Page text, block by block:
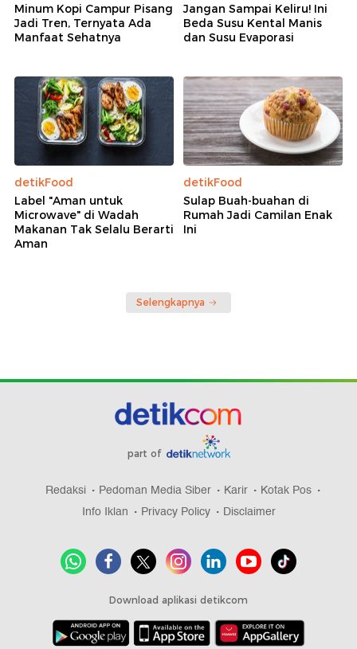
Minum Kopi Campur Pisang
Jadi Tren, Ternyata Ada
Manfaat Sehatnya
Jangan Sampai Keliru! Ini
Beda Susu Kental Manis
dan Susu Evaporasi
detikFood
Label "Aman untuk
Microwave" di Wadah
Makanan Tak Selalu Berarti
Aman
detikFood
Sulap Buah-buahan di
Rumah Jadi Camilan Enak
Ini
Selengkapnya
part of
Redaksi Pedoman Media Siber Karir
Kotak Pos
Info Iklan
Privacy Policy Disclaimer
Download aplikasi detikcom